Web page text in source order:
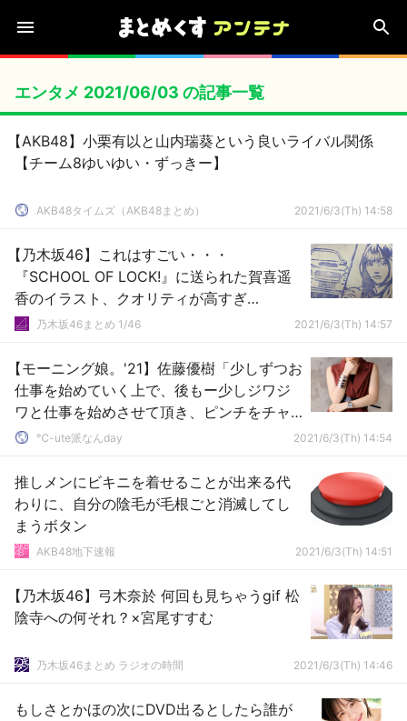
エンタメ 2021/06/03 の記事一覧
【AKB48】小栗有以と山内瑞葵という良いライバル関係
【チーム8ゆいゆい・ずっきー】
AKB48タイムズ（AKB48まとめ） 2021/6/3(Th) 14:58
【乃木坂46】これはすごい・・・
『SCHOOL OF LOCK!』に送られた賀喜遥
香のイラスト、クオリティが高すぎ
る・・・
乃木坂46まとめ 1/46 2021/6/3(Th) 14:57
【モーニング娘。'21】佐藤優樹「少しずつお
仕事を始めていく上で、後もー少しジワジ
ワと仕事を始めさせて頂き、ピンチをチャ
ンスに変えたいと思っています」
℃-ute派なんday 2021/6/3(Th) 14:54
推しメンにビキニを着せることが出来る代
わりに、自分の陰毛が毛根ごと消滅してし
まうボタン
AKB48地下速報 2021/6/3(Th) 14:51
【乃木坂46】弓木奈於 何回も見ちゃうgif 松
陰寺への何それ？×宮尾すすむ
乃木坂46まとめ ラジオの時間 2021/6/3(Th) 14:46
もしさとかほの次にDVD出るとしたら誰が